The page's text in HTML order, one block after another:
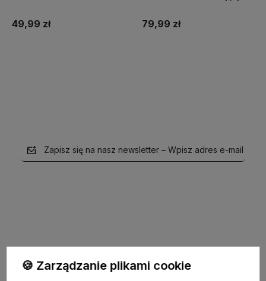
Bardzo dobrze wykonane, stabilne podczas chodzenia,
49,99 zł 79,99 zł
Zapisz się na nasz newsletter – Wpisz adres e-mail
🍪 Zarządzanie plikami cookie